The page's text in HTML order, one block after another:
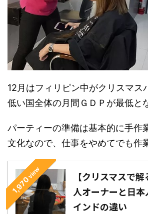
12月はフィリピン中がクリスマス
低い国全体の月間ＧＤＰが最低と
パーティーの準備は基本的に手作
文化なので、仕事をやめてでも作
1,970
view
【クリスマスで
人オーナーと日
インドの違い